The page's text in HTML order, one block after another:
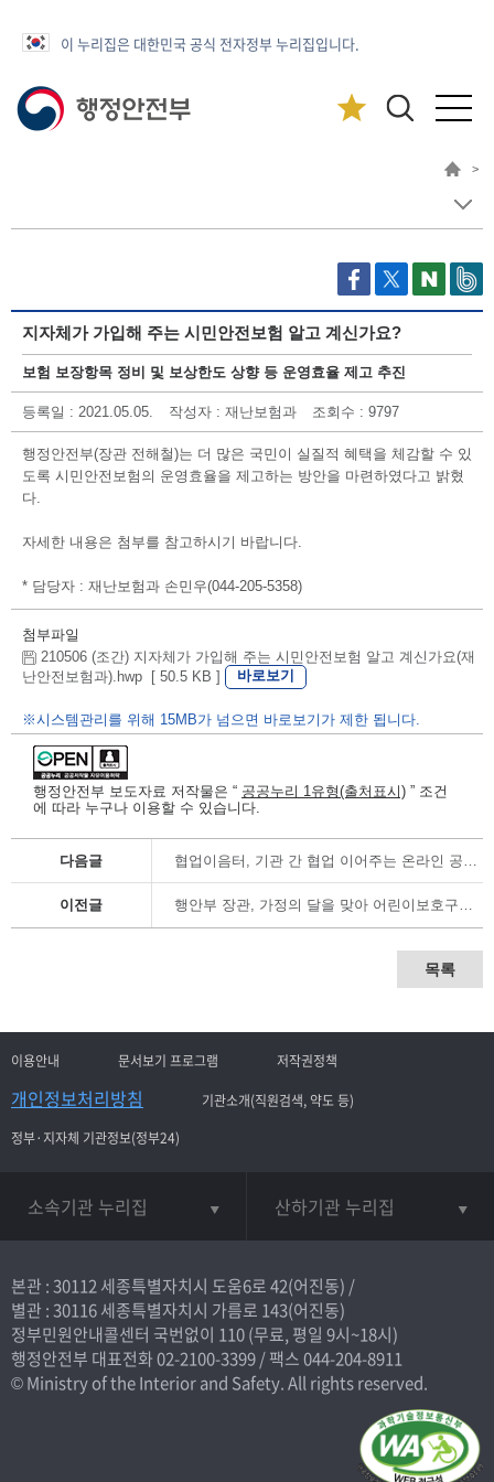
이 누리집은 대한민국 공식 전자정부 누리집입니다.
>
지자체가 가입해 주는 시민안전보험 알고 계신가요?
보험 보장항목 정비 및 보상한도 상향 등 운영효율 제고 추진
등록일 : 2021.05.05. 작성자 : 재난보험과 조회수 : 9797
행정안전부(장관 전해철)는 더 많은 국민이 실질적 혜택을 체감할 수 있
도록 시민안전보험의 운영효율을 제고하는 방안을 마련하였다고 밝혔
다.
자세한 내용은 첨부를 참고하시기 바랍니다.
* 담당자 : 재난보험과 손민우(044-205-5358)
첨부파일
210506 (조간) 지자체가 가입해 주는 시민안전보험 알고 계신가요(재
난안전보험과).hwp [ 50.5 KB ]
바로보기
※시스템관리를 위해 15MB가 넘으면 바로보기가 제한 됩니다.
행정안전부 보도자료 저작물은 “ 공공누리 1유형(출처표시) ” 조건
에 따라 누구나 이용할 수 있습니다.
다음글 협업이음터, 기관 간 협업 이어주는 온라인 공간으로 발돋움
이전글 행안부 장관, 가정의 달을 맞아 어린이보호구역 현장점검
목록
이용안내 문서보기 프로그램 저작권정책
개인정보처리방침
기관소개(직원검색, 약도 등)
정부·지자체 기관정보(정부24)
소속기관 누리집 산하기관 누리집
본관 : 30112 세종특별자치시 도움6로 42(어진동) /
별관 : 30116 세종특별자치시 가름로 143(어진동)
정부민원안내콜센터 국번없이 110(무료, 평일 9시~18시)
행정안전부 대표전화02-2100-3399/ 팩스 044-204-8911
© Ministry of the Interior and Safety. All rights reserved.